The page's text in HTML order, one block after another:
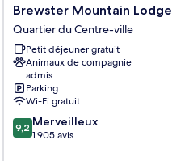
Brewster
Mountain
Lodge
Quartier
du
Centre-
ville
Brewster Mountain Lodge
Quartier du Centre-ville
Petit déjeuner gratuit
Animaux de compagnie
admis
Parking
Wi-Fi gratuit
9.2
sur
9,2 Merveilleux
1 905 avis